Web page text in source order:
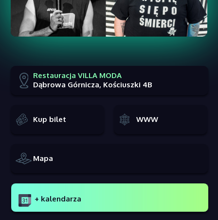
Restauracja VILLA MODA
Dąbrowa Górnicza, Kościuszki 4B
Kup bilet WWW
Mapa
+ kalendarza